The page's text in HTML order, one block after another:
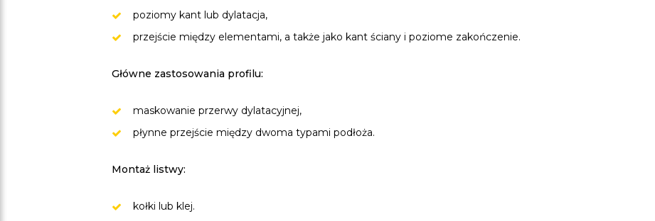
poziomy kant lub dylatacja,
przejście między elementami, a także jako kant ściany i poziome zakończenie.
Główne zastosowania profilu:
maskowanie przerwy dylatacyjnej,
płynne przejście między dwoma typami podłoża.
Montaż listwy:
kołki lub klej.